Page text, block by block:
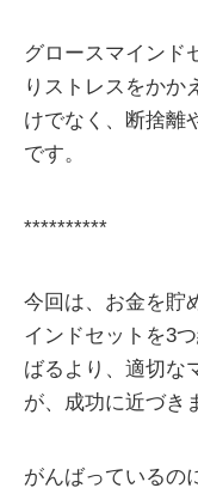
グロースマインド
りストレスをかか
けでなく、断捨離
です。
**********
今回は、お金を貯
インドセットを3
ばるより、適切な
が、成功に近づき
がんばっているの